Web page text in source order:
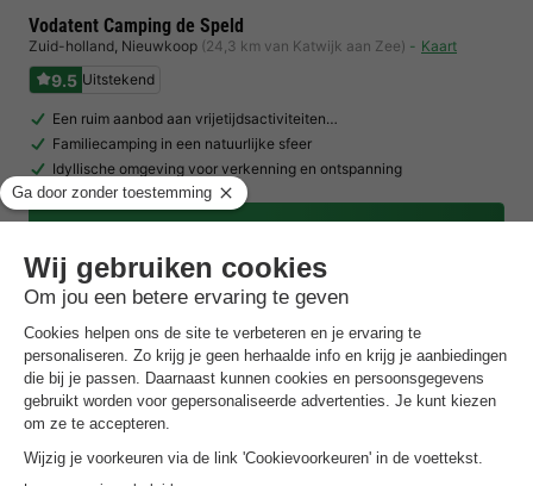
Vodatent Camping de Speld
Zuid-holland, Nieuwkoop (24,3 km van Katwijk aan Zee) Kaart
9.5 Uitstekend
Een ruim aanbod aan vrijetijdsactiviteiten…
Familiecamping in een natuurlijke sfeer
Idyllische omgeving voor verkenning en ontspanning